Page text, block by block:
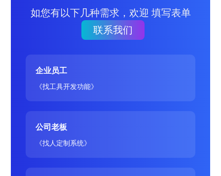
如您有以下几种需求，欢迎 填写表单
联系我们
企业员工
《找工具开发功能》
公司老板
《找人定制系统》